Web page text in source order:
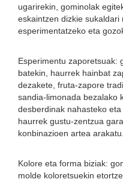
ugarirekin, gominolak
eskaintzen dizkie sukaldari
esperimentatzeko eta
Esperimentu zaporetsuak:
batekin, haurrek hainbat
dezakete, fruta-zapore
sandia-limonada bezalako
desberdinak nahasteko
haurrek gustu-zentzua
konbinazioen artea arakatu.
Kolore eta forma biziak:
molde koloretsuekin